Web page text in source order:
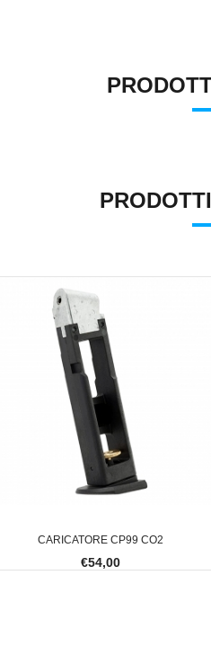
CARICATORE CP99 CO2
€54,00